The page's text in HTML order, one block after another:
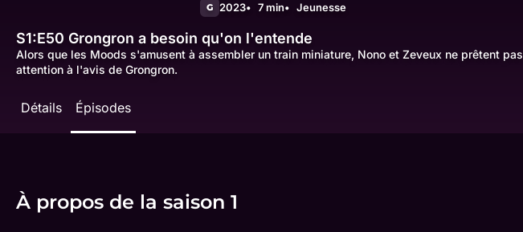
G 2023 7 min Jeunesse
S1:E50 Grongron a besoin qu'on l'entende
Alors que les Moods s'amusent à assembler un train miniature, Nono et Zeveux ne prêtent pas
attention à l'avis de Grongron.
Détails Épisodes
À propos de la saison 1